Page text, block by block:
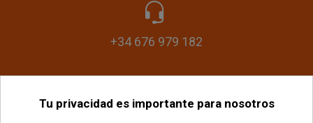
+34 676 979 182
info@plasticomania.com
Tu privacidad es importante para nosotros